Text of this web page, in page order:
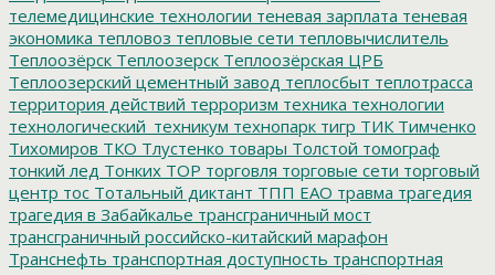
телемедицинские технологии теневая зарплата теневая
экономика тепловоз тепловые сети тепловычислитель
Теплоозёрск Теплоозерск Теплоозёрская ЦРБ
Теплоозерский цементный завод теплосбыт теплотрасса
территория действий терроризм техника технологии
технологический_техникум технопарк тигр ТИК Тимченко
Тихомиров ТКО Тлустенко товары Толстой томограф
тонкий лед Тонких ТОР торговля торговые сети торговый
центр тос Тотальный диктант ТПП ЕАО травма трагедия
трагедия в Забайкалье трансграничный мост
трансграничный российско-китайский марафон
Транснефть транспортная доступность транспортная